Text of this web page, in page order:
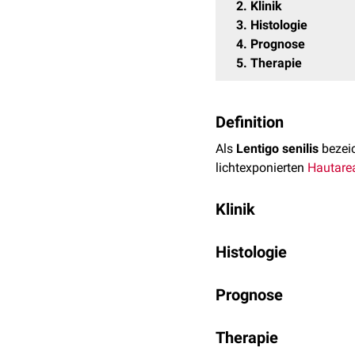
2 Klinik
3 Histologie
4 Prognose
5 Therapie
Definition
Als Lentigo senilis
lichtexponierten
Klinik
Durchmesser von
Pigmentierung zu.
Bevorzugte
Histologie
Gleichzeitig besteht eine
Prognose
Therapie